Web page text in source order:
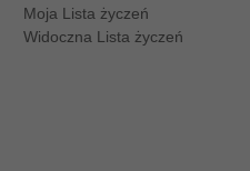
Moja Lista życzeń
Widoczna Lista życzeń